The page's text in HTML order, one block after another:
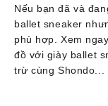
Nếu bạn đã và
ballet sneaker
phù hợp. Xem
đồ với giày ballet
trừ cùng Shondo...